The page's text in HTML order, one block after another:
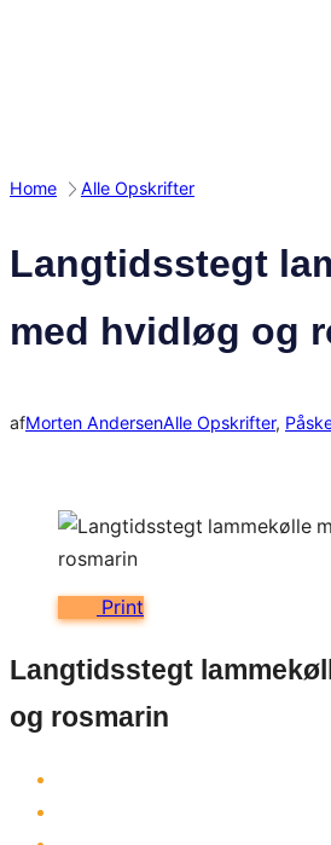
Home Alle Opskrifter
Langtidsstegt
med hvidløg og
afMorten AndersenAlle Opskrifter,
Print
Langtidsstegt
og rosmarin